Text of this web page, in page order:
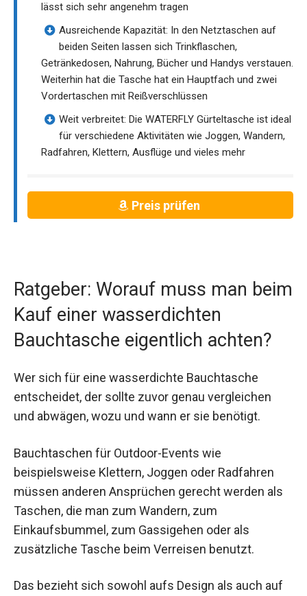
lässt sich sehr angenehm tragen
Ausreichende Kapazität: In den Netztaschen auf
beiden Seiten lassen sich Trinkflaschen,
Getränkedosen, Nahrung, Bücher und Handys verstauen.
Weiterhin hat die Tasche hat ein Hauptfach und zwei
Vordertaschen mit Reißverschlüssen
Weit verbreitet: Die WATERFLY Gürteltasche ist ideal
für verschiedene Aktivitäten wie Joggen, Wandern,
Radfahren, Klettern, Ausflüge und vieles mehr
Preis prüfen
Ratgeber: Worauf muss man beim
Kauf einer wasserdichten
Bauchtasche eigentlich achten?
Wer sich für eine wasserdichte Bauchtasche
entscheidet, der sollte zuvor genau vergleichen
und abwägen, wozu und wann er sie benötigt.
Bauchtaschen für Outdoor-Events wie
beispielsweise Klettern, Joggen oder Radfahren
müssen anderen Ansprüchen gerecht werden als
Taschen, die man zum Wandern, zum
Einkaufsbummel, zum Gassigehen oder als
zusätzliche Tasche beim Verreisen benutzt.
Das bezieht sich sowohl aufs Design als auch auf